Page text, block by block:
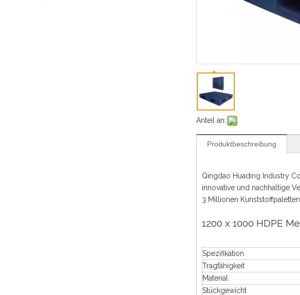
Anteil an:
Produktbeschreibung
Qingdao Huading Industry
innovative und nachhaltige
3 Millionen
1200 x 1000 HDPE
Spezifikation
Tragfähigkeit
Material
Stückgewicht